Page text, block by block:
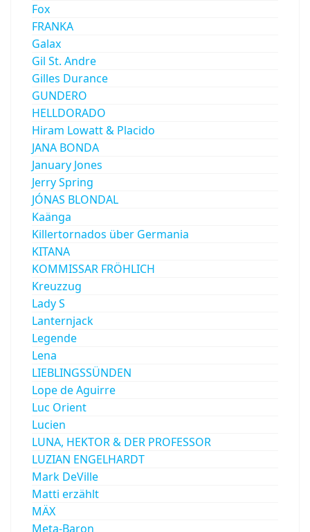
Fox
FRANKA
Galax
Gil St. Andre
Gilles Durance
GUNDERO
HELLDORADO
Hiram Lowatt & Placido
JANA BONDA
January Jones
Jerry Spring
JÓNAS BLONDAL
Kaänga
Killertornados über Germania
KITANA
KOMMISSAR FRÖHLICH
Kreuzzug
Lady S
Lanternjack
Legende
Lena
LIEBLINGSSÜNDEN
Lope de Aguirre
Luc Orient
Lucien
LUNA, HEKTOR & DER PROFESSOR
LUZIAN ENGELHARDT
Mark DeVille
Matti erzählt
MÄX
Meta-Baron